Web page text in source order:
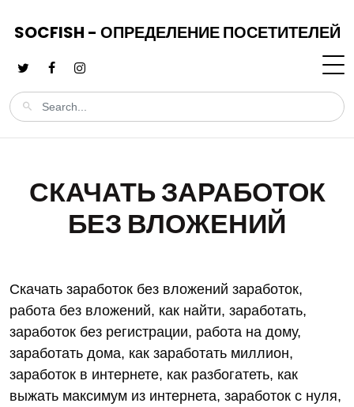
SOCFISH - ОПРЕДЕЛЕНИЕ ПОСЕТИТЕЛЕЙ
СКАЧАТЬ ЗАРАБОТОК
БЕЗ ВЛОЖЕНИЙ
Скачать заработок без вложений заработок,
работа без вложений, как найти, заработать,
заработок без регистрации, работа на дому,
заработать дома, как заработать миллион,
заработок в интернете, как разбогатеть, как
выжать максимум из интернета, заработок с нуля,